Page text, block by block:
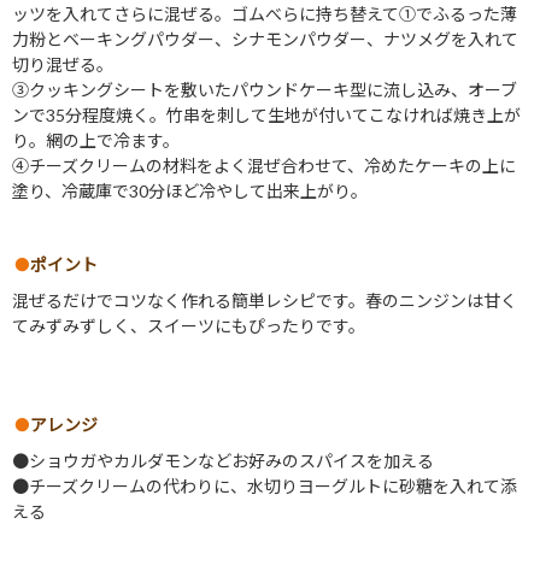
ッツを入れてさらに混ぜる。ゴムべらに持ち替えて①でふるった薄
力粉とベーキングパウダー、シナモンパウダー、ナツメグを入れて
切り混ぜる。
③クッキングシートを敷いたパウンドケーキ型に流し込み、オーブ
ンで35分程度焼く。竹串を刺して生地が付いてこなければ焼き上が
り。網の上で冷ます。
④チーズクリームの材料をよく混ぜ合わせて、冷めたケーキの上に
塗り、冷蔵庫で30分ほど冷やして出来上がり。
ポイント
混ぜるだけでコツなく作れる簡単レシピです。春のニンジンは甘く
てみずみずしく、スイーツにもぴったりです。
アレンジ
●ショウガやカルダモンなどお好みのスパイスを加える
●チーズクリームの代わりに、水切りヨーグルトに砂糖を入れて添
える